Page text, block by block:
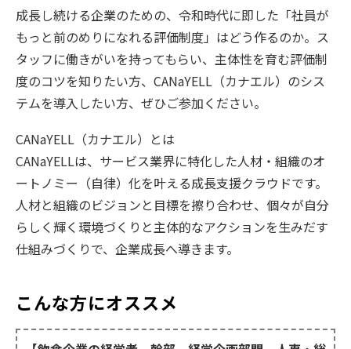
成長し続ける企業のための、令和時代に即した「社員が
もっと前のめりになれる評価制度」はどう作るのか。ス
タッフに働きがいを持ってもらい、主体性を育む評価制
度のコツを知りたい方、CANaYELL（カナエル）のシス
テムを導入したい方、ぜひご参加ください。
CANaYELL（カナエル）とは
CANaYELLは、サービス業界に特化した⼈材・組織のオ
ートノミー（自律）化を叶える成⻑⽀援クラウドです。
⼈材と組織のビジョンと⽬標を擦り合わせ、個々が⾃分
らしく輝く環境づくりと主体的なアクションを⽣みだす
仕組みづくりで、企業成⻑へ導きます。
こんな方にオススメ